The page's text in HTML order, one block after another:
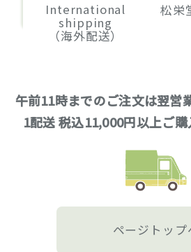
International
shipping
（海外配送）
松栄
午前11時までのご注文は翌営
1配送 税込11,000円以上ご
ページトップ